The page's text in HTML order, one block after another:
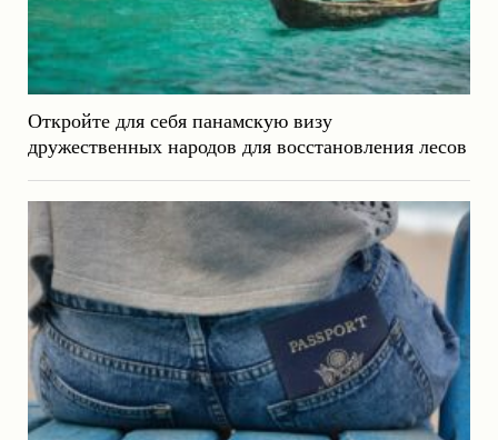
Откройте для себя панамскую визу
дружественных народов для восстановления лесов